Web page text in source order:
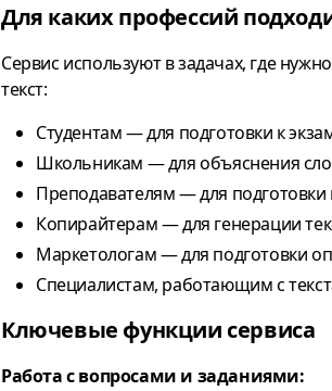
Для каких профессий
Сервис используют в задачах, где
текст:
Студентам — для подготовки к
Школьникам — для объяснения
Преподавателям — для
Копирайтерам — для генерации
Маркетологам — для подготовки
Специалистам, работающим с
Ключевые функции сервиса
Работа с вопросами и заданиями: